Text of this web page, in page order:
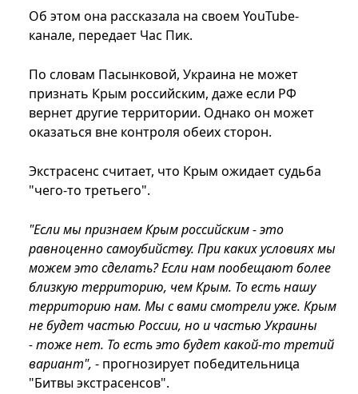
Об этом она рассказала на своем YouTube-
канале, передает Час Пик.
По словам Пасынковой, Украина не может
признать Крым российским, даже если РФ
вернет другие территории. Однако он может
оказаться вне контроля обеих сторон.
Экстрасенс считает, что Крым ожидает судьба
"чего-то третьего".
"Если мы признаем Крым российским - это
равноценно самоубийству. При каких условиях мы
можем это сделать? Если нам пообещают более
близкую территорию, чем Крым. То есть нашу
территорию нам. Мы с вами смотрели уже. Крым
не будет частью России, но и частью Украины
- тоже нет. То есть это будет какой-то третий
вариант", - прогнозирует победительница
"Битвы экстрасенсов".